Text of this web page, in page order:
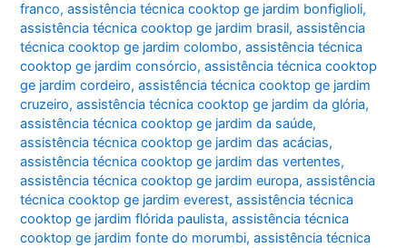
franco,assistência técnica cooktop ge jardim bonfiglioli,
assistência técnica cooktop ge jardim brasil,assistência
técnica cooktop ge jardim colombo,assistência técnica
cooktop ge jardim consórcio,assistência técnica cooktop
ge jardim cordeiro,assistência técnica cooktop ge jardim
cruzeiro,assistência técnica cooktop ge jardim da glória,
assistência técnica cooktop ge jardim da saúde,
assistência técnica cooktop ge jardim das acácias,
assistência técnica cooktop ge jardim das vertentes,
assistência técnica cooktop ge jardim europa,assistência
técnica cooktop ge jardim everest,assistência técnica
cooktop ge jardim flórida paulista,assistência técnica
cooktop ge jardim fonte do morumbi,assistência técnica